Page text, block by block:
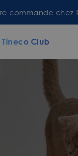
commande chez
Tineco Club